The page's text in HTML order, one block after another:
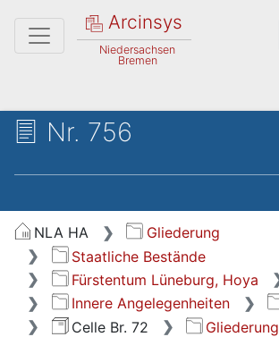
Arcinsys
Niedersachsen
Bremen
Nr. 756
NLA HA
Gliederung
Staatliche Bestände
Fürstentum Lüneburg, Hoya
Innere Angelegenheiten
Celle Br. 72
Gliederung